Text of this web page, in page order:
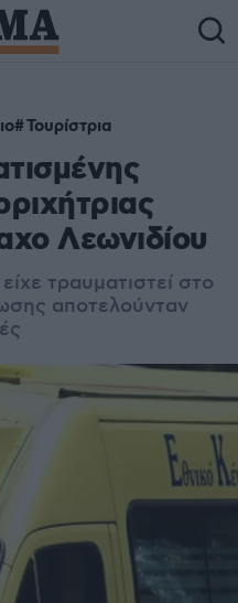
Τουρίστρια
Λεωνιδίου
τραυματιστεί στο
αποτελούνταν